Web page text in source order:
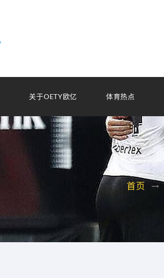
关于OETY欧亿 体育热点
首页